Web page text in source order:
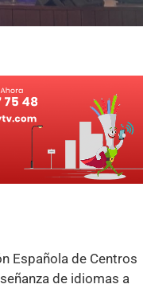
Española de Centros
de idiomas a